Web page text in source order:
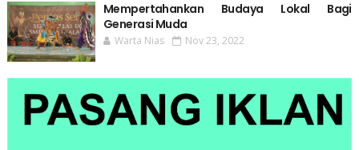
Mempertahankan Budaya Lokal Bagi
Generasi Muda
Warta Nias Nov 23, 2022